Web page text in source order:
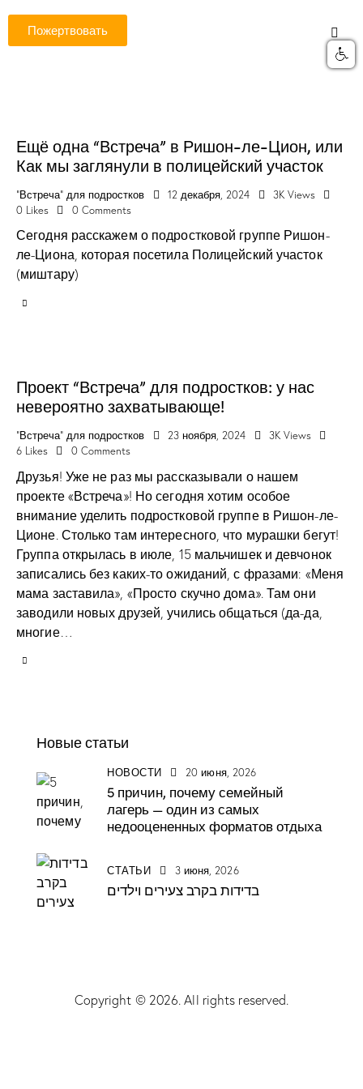
Пожертвовать
Ещё одна “Встреча” в Ришон-ле-Цион, или
Как мы заглянули в полицейский участок
"Встреча" для подростков 12 декабря, 2024 3K Views
0 Likes 0 Comments
Сегодня расскажем о подростковой группе Ришон-
ле-Циона, которая посетила Полицейский участок
(миштару)
Проект “Встреча” для подростков: у нас
невероятно захватывающе!
"Встреча" для подростков 23 ноября, 2024 3K Views
6 Likes 0 Comments
Друзья! Уже не раз мы рассказывали о нашем
проекте «Встреча»! Но сегодня хотим особое
внимание уделить подростковой группе в Ришон-ле-
Ционе. Столько там интересного, что мурашки бегут!
Группа открылась в июле, 15 мальчишек и девчонок
записались без каких-то ожиданий, с фразами: «Меня
мама заставила», «Просто скучно дома». Там они
заводили новых друзей, учились общаться (да-да,
многие…
Новые статьи
НОВОСТИ 20 июня, 2026
5 причин, почему семейный
лагерь — один из самых
недооцененных форматов отдыха
СТАТЬИ 3 июня, 2026
בדידות בקרב צעירים וילדים
Copyright © 2026. All rights reserved.